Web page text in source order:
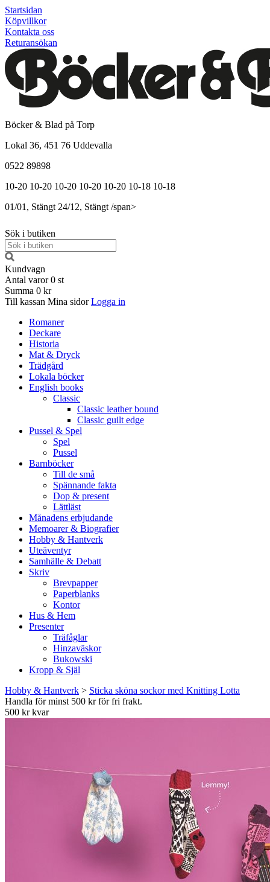
Startsidan
Köpvillkor
Kontakta oss
Returansökan
Böcker & Blad på Torp
Lokal 36, 451 76 Uddevalla
0522 89898
10-20 10-20 10-20 10-20 10-20 10-18 10-18
01/01, Stängt 24/12, Stängt /span>
Sök i butiken
Kundvagn
Antal varor 0 st
Summa 0 kr
Till kassan Mina sidor Logga in
Romaner
Deckare
Historia
Mat & Dryck
Trädgård
Lokala böcker
English books
Classic
Classic leather bound
Classic guilt edge
Pussel & Spel
Spel
Pussel
Barnböcker
Till de små
Spännande fakta
Dop & present
Lättläst
Månadens erbjudande
Memoarer & Biografier
Hobby & Hantverk
Uteäventyr
Samhälle & Debatt
Skriv
Brevpapper
Paperblanks
Kontor
Hus & Hem
Presenter
Träfåglar
Hinzaväskor
Bukowski
Kropp & Själ
Hobby & Hantverk > Sticka sköna sockor med Knitting Lotta
Handla för minst 500 kr för fri frakt.
500 kr kvar